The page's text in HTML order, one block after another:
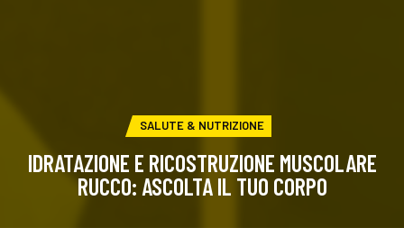
CATEGORIA:
SALUTE & NUTRIZIONE
IDRATAZIONE E RICOSTRUZIONE MUSCOLARE
RUCCO: ASCOLTA IL TUO CORPO